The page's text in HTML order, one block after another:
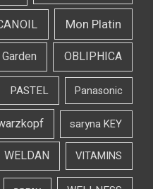
Mon Platin
OBLIPHICA
Panasonic
PASTEL
saryna KEY
VITAMINS
WELDAN